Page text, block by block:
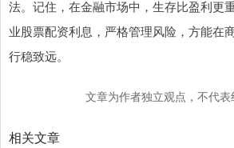
法。记住，在金融市场中，生存比盈利更
业股票配资利息，严格管理风险，方能在
行稳致远。
文章为作者独立观点，不代
相关文章